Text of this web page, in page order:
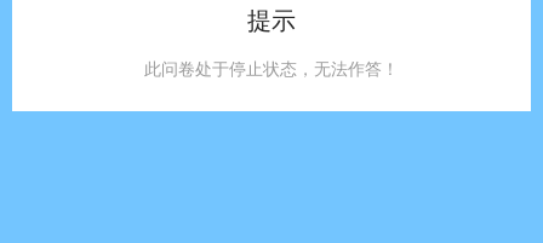
提示
此问卷处于停止状态，无法作答！